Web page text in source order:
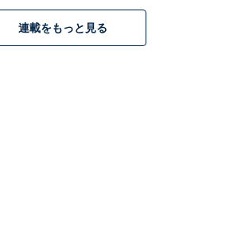
グ！ 2位「のどぐろ生姜しぐれ煮」を抑え
1位は？【2026年調査】
連載をもっと見る